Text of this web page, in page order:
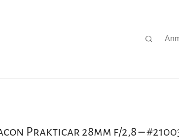
Prakticar 28mm f/2,8 –